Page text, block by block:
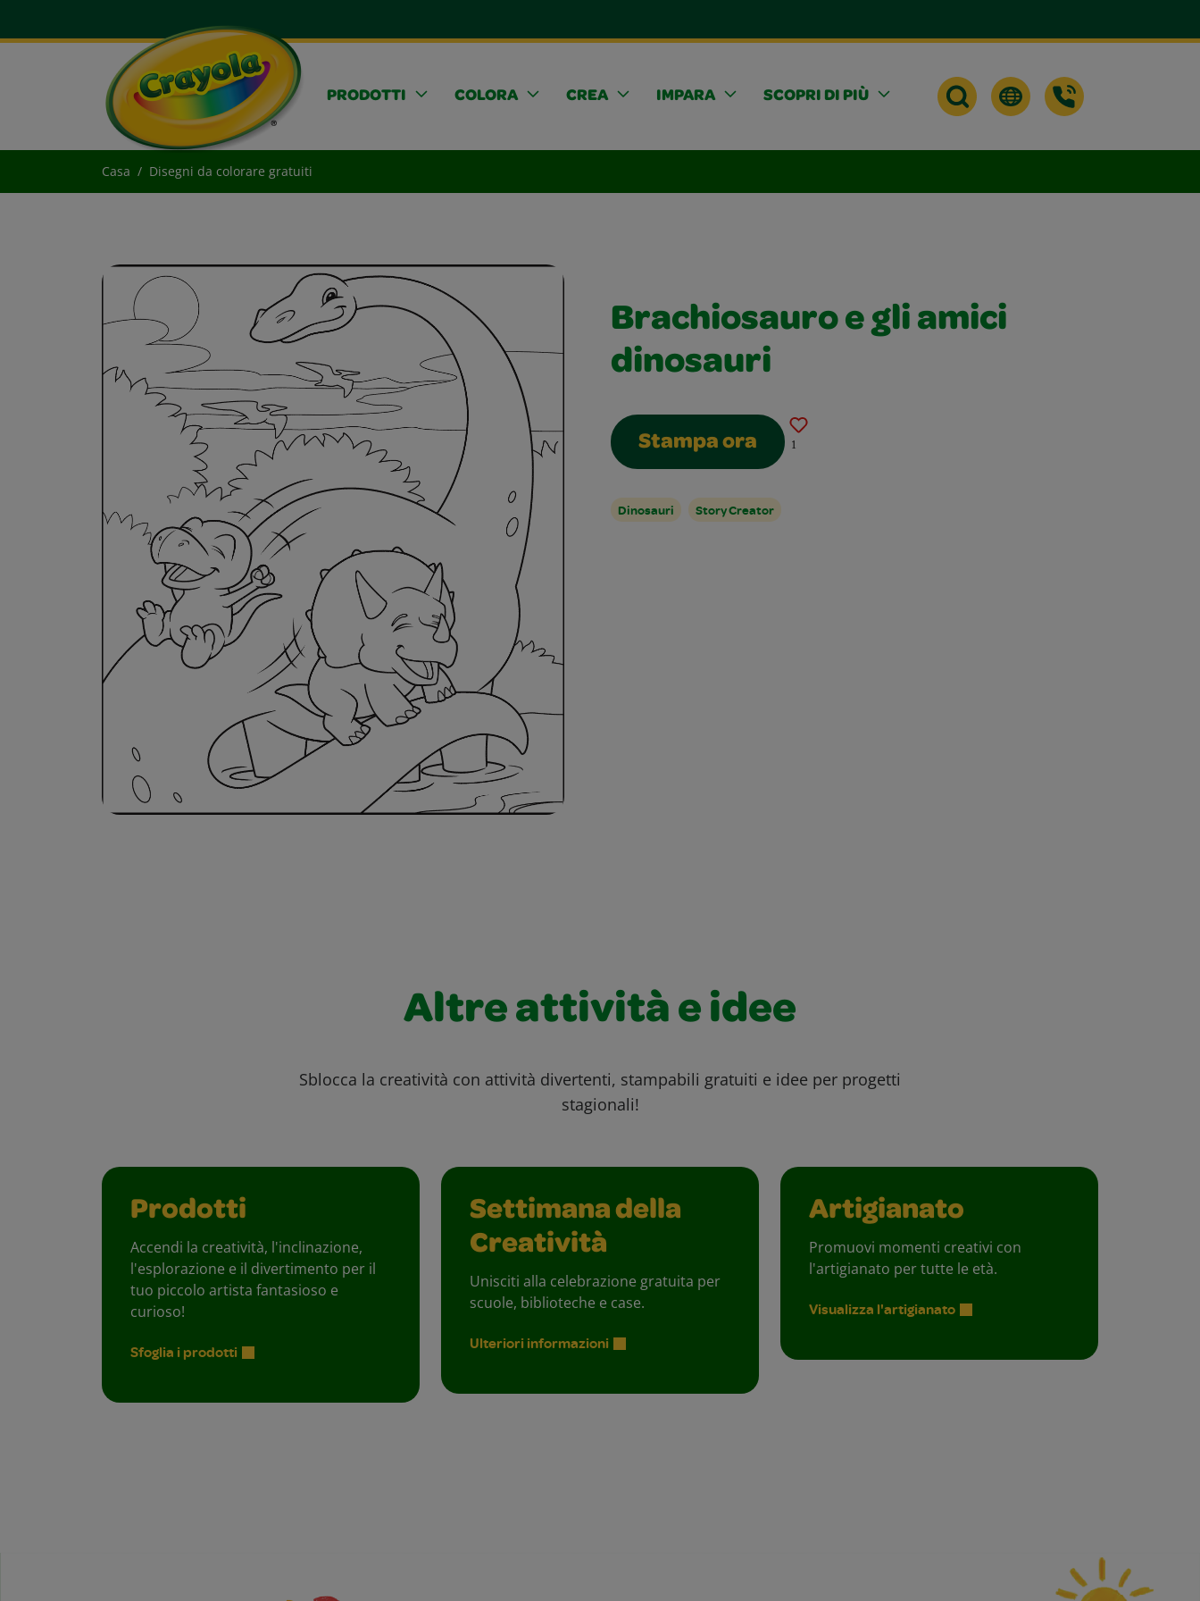
PRODOTTI COLORA CREA IMPARA SCOPRI DI PIÙ
Casa Disegni da colorare gratuiti
Brachiosauro e gli amici
dinosauri
Stampa ora 1
Dinosauri Story Creator
Altre attività e idee
Sblocca la creatività con attività divertenti, stampabili gratuiti e idee per progetti
stagionali!
Prodotti
Accendi la creatività, l'inclinazione,
l'esplorazione e il divertimento per il
tuo piccolo artista fantasioso e
curioso!
Sfoglia i prodotti
Settimana della
Creatività
Unisciti alla celebrazione gratuita per
scuole, biblioteche e case.
Ulteriori informazioni
Artigianato
Promuovi momenti creativi con
l'artigianato per tutte le età.
Visualizza l'artigianato